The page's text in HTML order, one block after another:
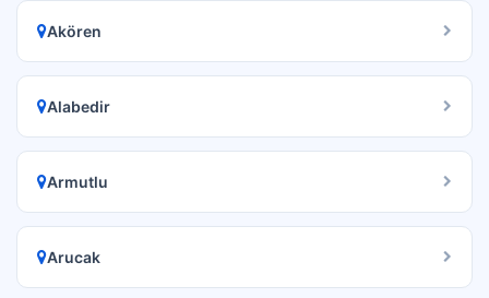
Akören
Alabedir
Armutlu
Arucak